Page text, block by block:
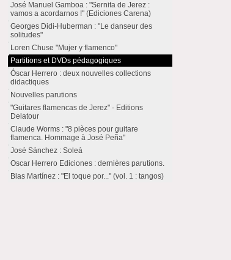
José Manuel Gamboa : "Sernita de Jerez :
vamos a acordarnos !" (Ediciones Carena)
Georges Didi-Huberman : "Le danseur des
solitudes"
Loren Chuse "Mujer y flamenco"
Partitions et DVDs pédagogiques
Óscar Herrero : deux nouvelles collections
didactiques
Nouvelles parutions
"Guitares flamencas de Jerez" - Editions
Delatour
Claude Worms : "8 pièces pour guitare
flamenca. Hommage à José Peña"
José Sánchez : Soleá
Oscar Herrero Ediciones : dernières parutions.
Blas Martínez : "El toque por..." (vol. 1 : tangos)